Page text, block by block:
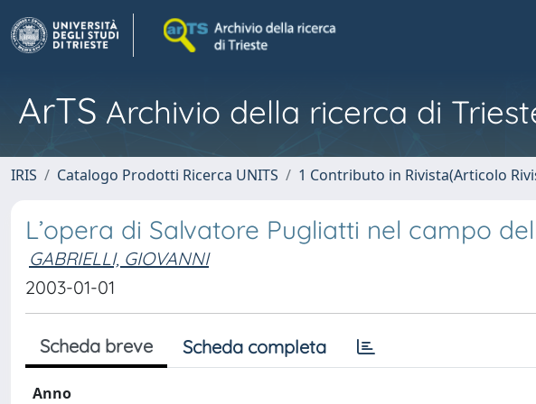
ArTS Archivio della ricerca di
IRIS Catalogo Prodotti Ricerca UNITS 1 Contributo in Rivista(Articolo
L’opera di Salvatore Pugliatti nel campo
GABRIELLI, GIOVANNI
2003-01-01
Scheda breve Scheda completa
Anno